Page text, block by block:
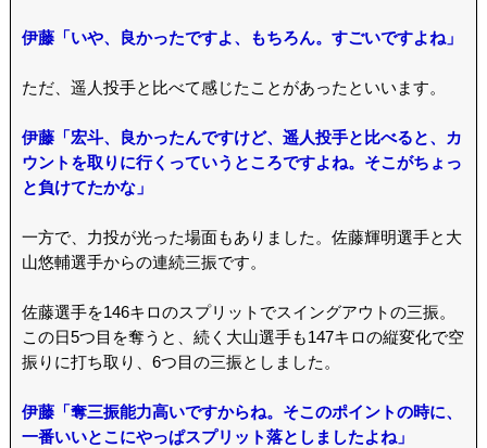
伊藤「いや、良かったですよ、もちろん。すごいですよね」
ただ、遥人投手と比べて感じたことがあったといいます。
伊藤「宏斗、良かったんですけど、遥人投手と比べると、カ
ウントを取りに行くっていうところですよね。そこがちょっ
と負けてたかな」
一方で、力投が光った場面もありました。佐藤輝明選手と大
山悠輔選手からの連続三振です。
佐藤選手を146キロのスプリットでスイングアウトの三振。
この日5つ目を奪うと、続く大山選手も147キロの縦変化で空
振りに打ち取り、6つ目の三振としました。
伊藤「奪三振能力高いですからね。そこのポイントの時に、
一番いいとこにやっぱスプリット落としましたよね」